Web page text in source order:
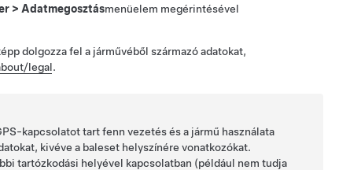
> Adatmegosztásmenüelem megérintésével
dolgozza fel a járművéből származó adatokat,
legal.
kapcsolatot tart fenn vezetés és a jármű használata
kivéve a baleset helyszínére vonatkozókat.
tartózkodási helyével kapcsolatban (például nem tudja